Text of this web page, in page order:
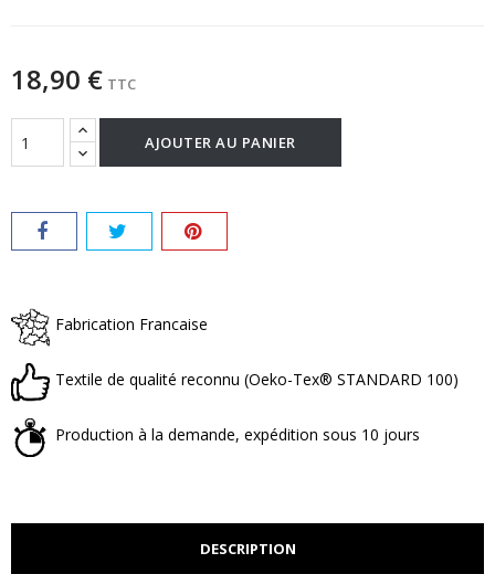
18,90 € TTC
AJOUTER AU PANIER
Fabrication Francaise
Textile de qualité reconnu (Oeko-Tex® STANDARD 100)
Production à la demande, expédition sous 10 jours
DESCRIPTION